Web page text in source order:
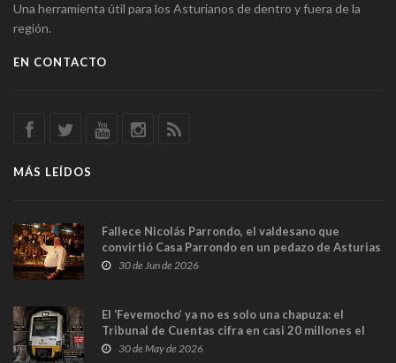
Una herramienta útil para los Asturianos de dentro y fuera de la
región.
EN CONTACTO
MÁS LEÍDOS
Fallece Nicolás Parrondo, el valdesano que
convirtió Casa Parrondo en un pedazo de Asturias
en Madrid
30 de Jun de 2026
El ‘Fevemocho’ ya no es solo una chapuza: el
Tribunal de Cuentas cifra en casi 20 millones el
sobrecoste de los trenes que no cabían por los
30 de May de 2026